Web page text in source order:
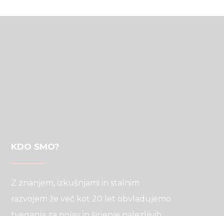
KDO SMO?
Z znanjem, izkušnjami in stalnim
razvojem že več kot 20 let obvladujemo